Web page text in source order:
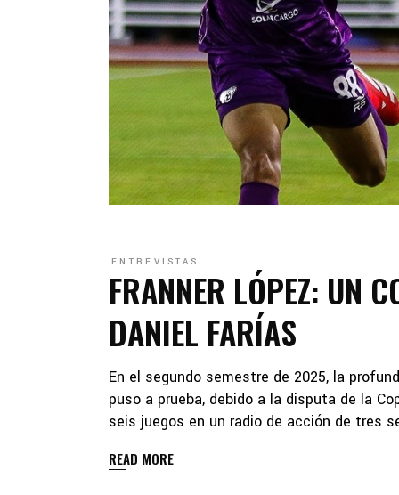
ENTREVISTAS
FRANNER LÓPEZ: UN
DANIEL FARÍAS
En el segundo semestre de 2025, la
puso a prueba, debido a la disputa de la
seis juegos en un radio de acción de tres
READ MORE